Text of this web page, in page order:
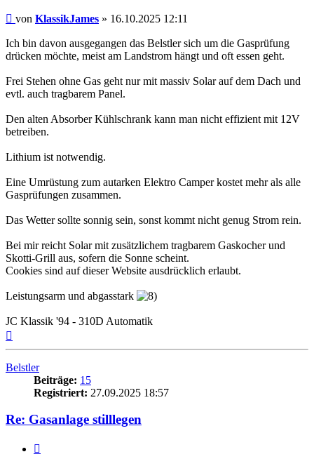
Beitrag
von KlassikJames » 16.10.2025 12:11
Ich bin davon ausgegangen das Belstler sich um die Gasprüfung
drücken möchte, meist am Landstrom hängt und oft essen geht.
Frei Stehen ohne Gas geht nur mit massiv Solar auf dem Dach und
evtl. auch tragbarem Panel.
Den alten Absorber Kühlschrank kann man nicht effizient mit 12V
betreiben.
Lithium ist notwendig.
Eine Umrüstung zum autarken Elektro Camper kostet mehr als alle
Gasprüfungen zusammen.
Das Wetter sollte sonnig sein, sonst kommt nicht genug Strom rein.
Bei mir reicht Solar mit zusätzlichem tragbarem Gaskocher und
Skotti-Grill aus, sofern die Sonne scheint.
Cookies sind auf dieser Website ausdrücklich erlaubt.
Leistungsarm und abgasstark
JC Klassik '94 - 310D Automatik
Belstler
Beiträge: 15
Registriert: 27.09.2025 18:57
Re: Gasanlage stilllegen